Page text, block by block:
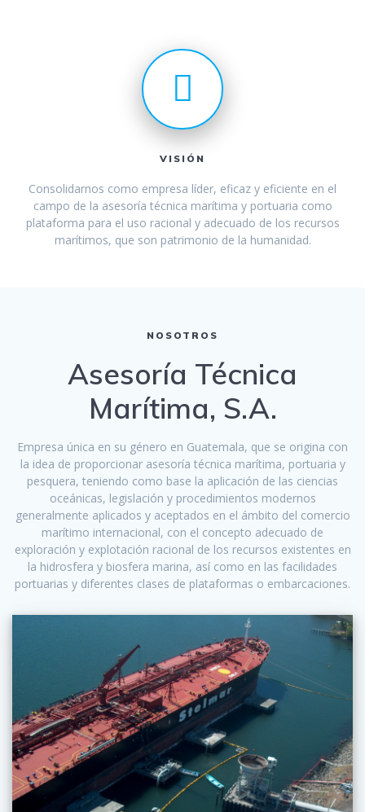
VISIÓN
Consolidarnos como empresa líder, eficaz y eficiente en el
campo de la asesoría técnica marítima y portuaria como
plataforma para el uso racional y adecuado de los recursos
marítimos, que son patrimonio de la humanidad.
NOSOTROS
Asesoría Técnica
Marítima, S.A.
Empresa única en su género en Guatemala, que se origina con
la idea de proporcionar asesoría técnica marítima, portuaria y
pesquera, teniendo como base la aplicación de las ciencias
oceánicas, legislación y procedimientos modernos
generalmente aplicados y aceptados en el ámbito del comercio
marítimo internacional, con el concepto adecuado de
exploración y explotación racional de los recursos existentes en
la hidrosfera y biosfera marina, así como en las facilidades
portuarias y diferentes clases de plataformas o embarcaciones.